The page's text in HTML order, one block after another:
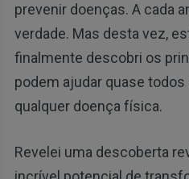
prevenir doenças. A cada
verdade. Mas desta vez,
finalmente descobri os
podem ajudar quase
qualquer doença física.
Revelei uma descoberta